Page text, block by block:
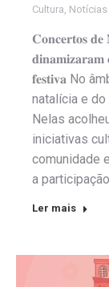
Cultura, Notícias
𝐂𝐨𝐧𝐜𝐞𝐫𝐭𝐨𝐬 𝐝𝐞
𝐝𝐢𝐧𝐚𝐦𝐢𝐳𝐚𝐫𝐚𝐦
𝐟𝐞𝐬𝐭𝐢𝐯𝐚 No
natalícia e
Nelas
iniciativas
comunidade
a
Ler mais